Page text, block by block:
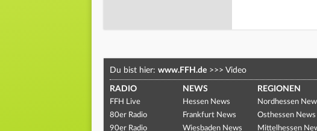
Du bist hier: www.FFH.de >>> Video
RADIO
FFH Live
80er Radio
90er Radio
NEWS
Hessen News
Frankfurt News
Wiesbaden News
REGIONEN
Nordhessen
Osthessen News
Mittelhessen